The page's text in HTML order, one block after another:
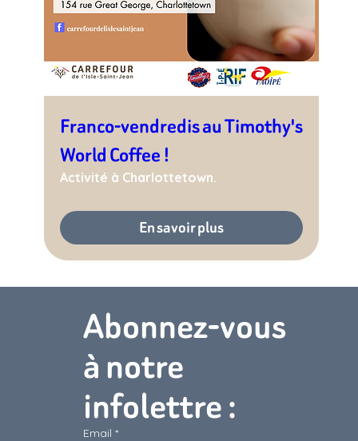
Franco-vendredis au Timothy's
World Coffee !
Activité à Charlottetown.
En savoir plus
Téléphone :
(902) 368‑1895
Abonnez-vous
à notre
infolettre :
Email *